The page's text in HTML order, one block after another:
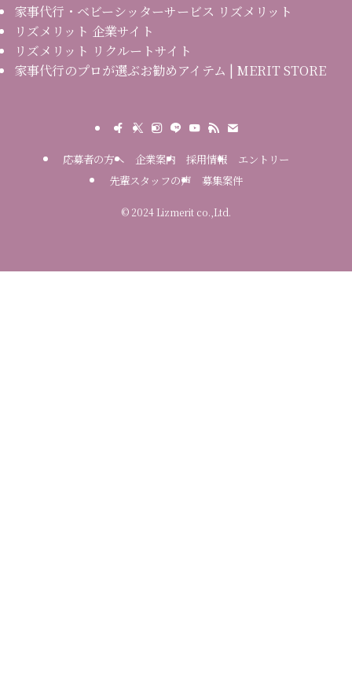
家事代行・ベビーシッターサービス リズメリット
リズメリット 企業サイト
リズメリット リクルートサイト
家事代行のプロが選ぶお勧めアイテム | MERIT STORE
応募者の方へ 企業案内 採用情報
エントリー
先輩スタッフの声
募集案件
© 2024 Lizmerit co.,Ltd.